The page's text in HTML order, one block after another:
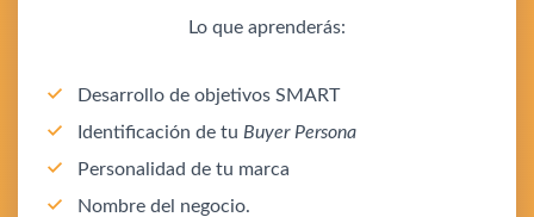
Lo que aprenderás:
Desarrollo de objetivos SMART
Identificación de tu Buyer Persona
Personalidad de tu marca
Nombre del negocio.